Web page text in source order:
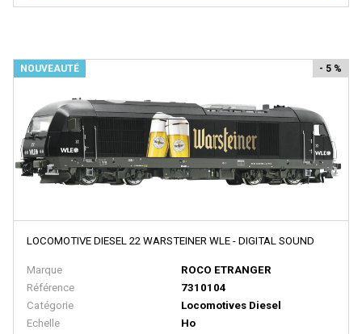
HAG
HATTONS
HAXO MODELE
HEINZL
HEKI
HERIS
Herkat
Hermann
Herpa
NOUVEAUTÉ
LOCOMOTIVE DIESEL 22 WARSTEINER WLE - DIGITAL SOUND
Marque
ROCO ETRANGER
Référence
7310104
Catégorie
Locomotives Diesel
Echelle
Ho
- 5 %